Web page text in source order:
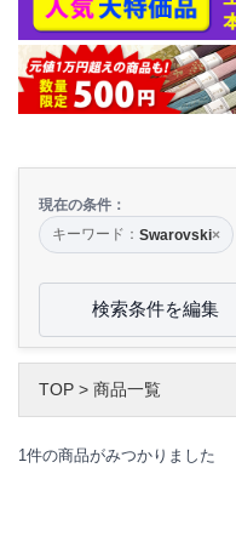
現在の条件：
キーワード： Swarovski×
検索条件を編集
TOP > 商品一覧
1件の商品がみつかりました